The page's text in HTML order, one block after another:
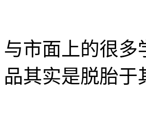
与市面上的很多
品其实是脱胎于